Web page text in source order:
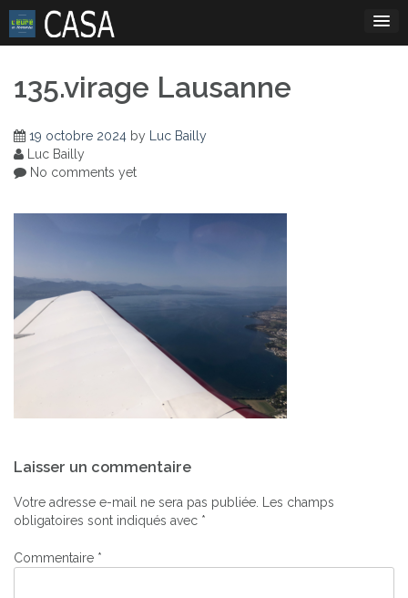
Skip
content
135.virage Lausanne
19 octobre 2024 by Luc Bailly
Luc Bailly
No comments yet
de
l’article
Laisser un commentaire
Votre adresse e-mail ne sera pas publiée. Les champs
obligatoires sont indiqués avec *
Commentaire *